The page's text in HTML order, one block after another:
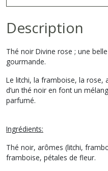
Description
Thé noir Divine rose ; une
gourmande.
Le litchi, la framboise, la rose,
d’un thé noir en font un
parfumé.
Ingrédients:
Thé noir, arômes (litchi,
framboise, pétales de fleur.